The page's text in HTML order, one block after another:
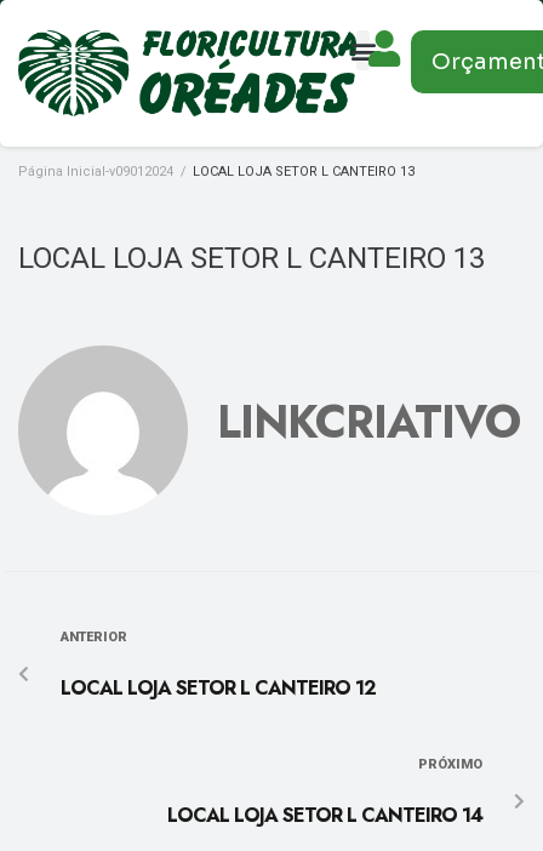
Página Inicial-v09012024 / LOCAL LOJA SETOR L CANTEIRO 13
LOCAL LOJA SETOR L CANTEIRO 13
LINKCRIATIVO
ANTERIOR
LOCAL LOJA SETOR L CANTEIRO 12
PRÓXIMO
LOCAL LOJA SETOR L CANTEIRO 14